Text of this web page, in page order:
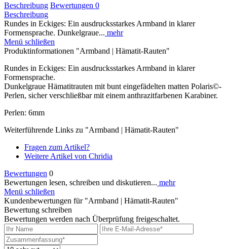
Beschreibung Bewertungen 0
Beschreibung
Rundes in Eckiges: Ein ausdrucksstarkes Armband in klarer
Formensprache. Dunkelgraue... mehr
Menü schließen
Produktinformationen "Armband | Hämatit-Rauten"
Rundes in Eckiges: Ein ausdrucksstarkes Armband in klarer
Formensprache.
Dunkelgraue Hämatitrauten mit bunt eingefädelten matten Polaris©-
Perlen, sicher verschließbar mit einem anthrazitfarbenen Karabiner.
Perlen: 6mm
Weiterführende Links zu "Armband | Hämatit-Rauten"
Fragen zum Artikel?
Weitere Artikel von Chridia
Bewertungen 0
Bewertungen lesen, schreiben und diskutieren... mehr
Menü schließen
Kundenbewertungen für "Armband | Hämatit-Rauten"
Bewertung schreiben
Bewertungen werden nach Überprüfung freigeschaltet.